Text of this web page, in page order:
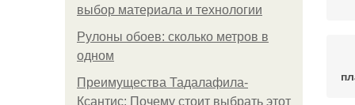
выбор материала и технологии
Рулоны обоев: сколько метров в
одном
Преимущества Тадалафила-
Ксантис: Почему стоит выбрать этот